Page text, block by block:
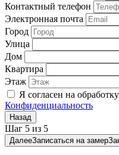
Контактный телефон
Электронная почта
Город
Улица
Дом
Квартира
Этаж
Я согласен на
Конфиденциальность
Назад
Шаг 5 из 5
ДалееЗаписаться на замер